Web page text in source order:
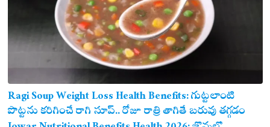
Ragi Soup Weight Loss Health Benefits: గుట్టలాంటి
పొట్టను కరిగించే రాగి సూప్.. రోజూ రాత్రి తాగితే బరువు తగ్గడం